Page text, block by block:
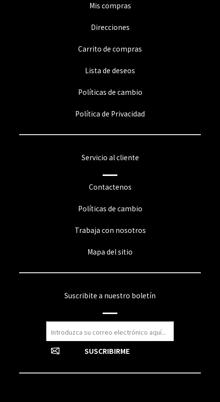
Mis compras
Direcciones
Carrito de compras
Lista de deseos
Políticas de cambio
Política de Privacidad
Servicio al cliente
Contactenos
Políticas de cambio
Trabaja con nosotros
Mapa del sitio
Suscribite a nuestro boletín